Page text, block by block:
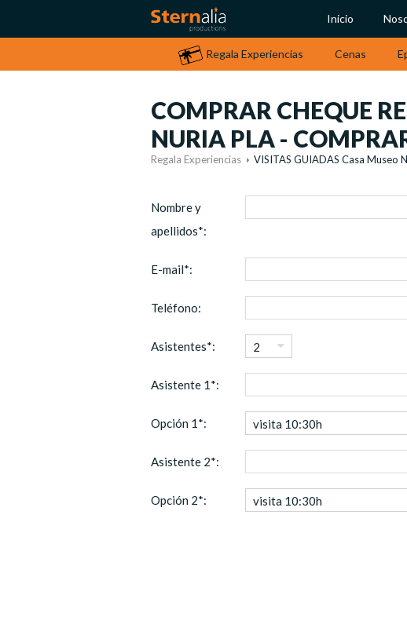
Inicio
Regala Experiencias Cenas
COMPRAR CHEQUE
NURIA PLA -
Regala Experiencias VISITAS GUIADAS Casa Museo
Nombre y
apellidos*:
E-mail*:
Teléfono:
Asistentes*: 2
Asistente 1*:
Opción 1*: visita 10:30h
Asistente 2*:
Opción 2*: visita 10:30h